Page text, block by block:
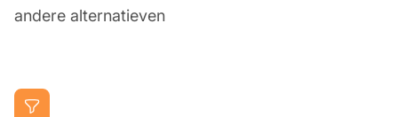
andere alternatieven